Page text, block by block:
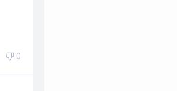
0